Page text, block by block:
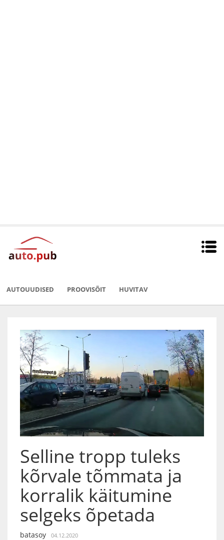
AUTOUUDISED PROOVISÕIT HUVITAV
Selline tropp tuleks
kõrvale tõmmata ja
korralik käitumine
selgeks õpetada
batasoy 04.12.2020